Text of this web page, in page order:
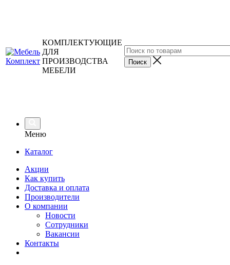
КОМПЛЕКТУЮЩИЕ
ДЛЯ
ПРОИЗВОДСТВА
МЕБЕЛИ
Меню
Каталог
Акции
Как купить
Доставка и оплата
Производители
О компании
Новости
Сотрудники
Вакансии
Контакты